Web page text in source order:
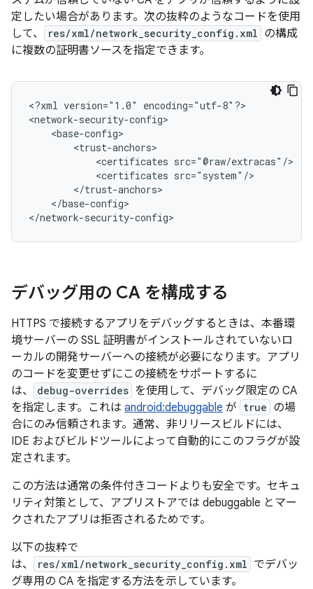
定したい場合があります。次の抜粋のようなコードを使用
して、
res/xml/network_security_config.xml の構成
に複数の証明書ソースを指定できます。
<?xml version="1.0"
encoding="utf-8"?>
<certificates
<certificates
</base-config>
</network-security-config>
デバッグ用の CA を構成する
HTTPS で接続するアプリをデバッグするときは、本番環
境サーバーの SSL 証明書がインストールされていないロ
ーカルの開発サーバーへの接続が必要になります。アプリ
のコードを変更せずにこの接続をサポートするに
は、
debug-overrides を使用して、デバッグ限定の CA
を指定します。これは android:debuggable が true の場
合にのみ信頼されます。通常、非リリースビルドには、
IDE およびビルドツールによって自動的にこのフラグが設
定されます。
この方法は通常の条件付きコードよりも安全です。セキュ
リティ対策として、アプリストアでは debuggable とマー
クされたアプリは拒否されるためです。
以下の抜粋で
は、
res/xml/network_security_config.xml でデバッ
グ専用の CA を指定する方法を示しています。